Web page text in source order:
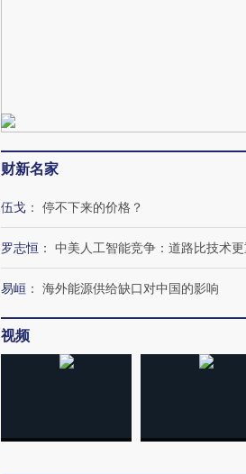
财新名家
伍戈 ： 停不下来的价格？
罗志恒 ： 中美人工智能竞争：道路比技术
易峘 ： 海外能源供给缺口对中国的影响
视频